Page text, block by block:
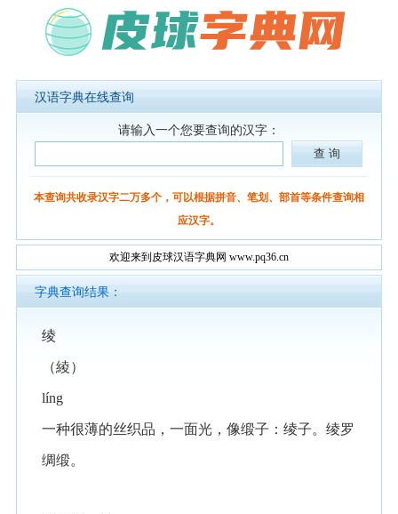
汉语字典在线查询
请输入一个您要查询的汉字：
本查询共收录汉字二万多个，可以根据拼音、笔划、部首等条件查询相
应汉字。
欢迎来到皮球汉语字典网 www.pq36.cn
字典查询结果：
绫
（綾）
líng
一种很薄的丝织品，一面光，像缎子：绫子。绫罗
绸缎。